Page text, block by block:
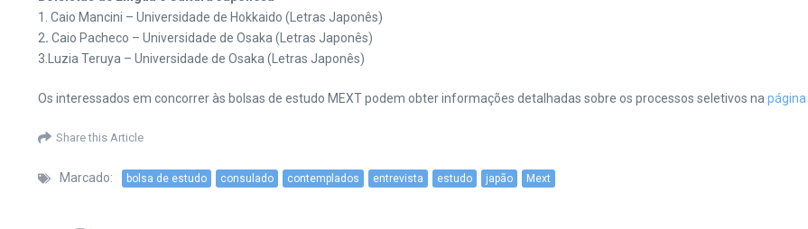
1. Caio Mancini – Universidade de Hokkaido (Letras Japonês)
2. Caio Pacheco – Universidade de Osaka (Letras Japonês)
3.Luzia Teruya – Universidade de Osaka (Letras Japonês)
Os interessados em concorrer às bolsas de estudo MEXT podem obter informações detalhadas sobre os processos seletivos na página
Share this Article
Marcado: bolsa de estudo consulado contemplados entrevista estudo japão Mext